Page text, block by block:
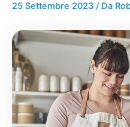
25 Settembre 2023 / Da